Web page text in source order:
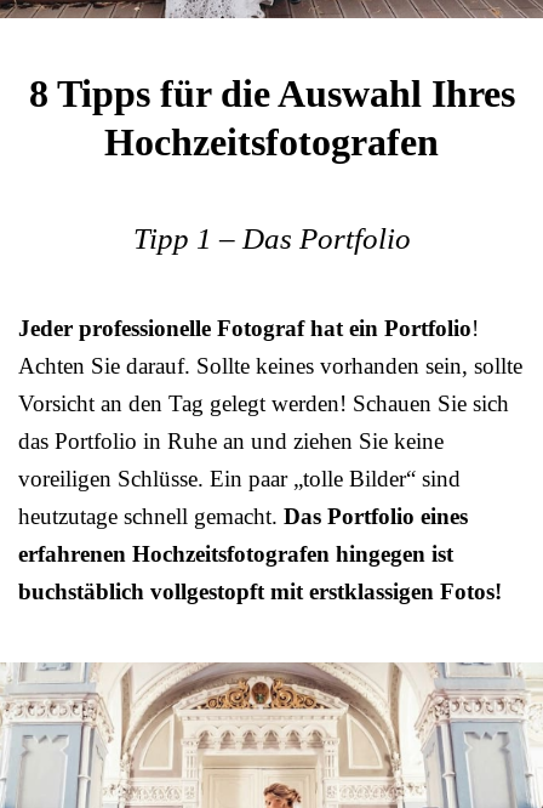
8 Tipps für die Auswahl Ihres
Hochzeitsfotografen
Tipp 1 – Das Portfolio
Jeder professionelle Fotograf hat ein Portfolio!
Achten Sie darauf. Sollte keines vorhanden sein, sollte
Vorsicht an den Tag gelegt werden! Schauen Sie sich
das Portfolio in Ruhe an und ziehen Sie keine
voreiligen Schlüsse. Ein paar „tolle Bilder“ sind
heutzutage schnell gemacht. Das Portfolio eines
erfahrenen Hochzeitsfotografen hingegen ist
buchstäblich vollgestopft mit erstklassigen Fotos!